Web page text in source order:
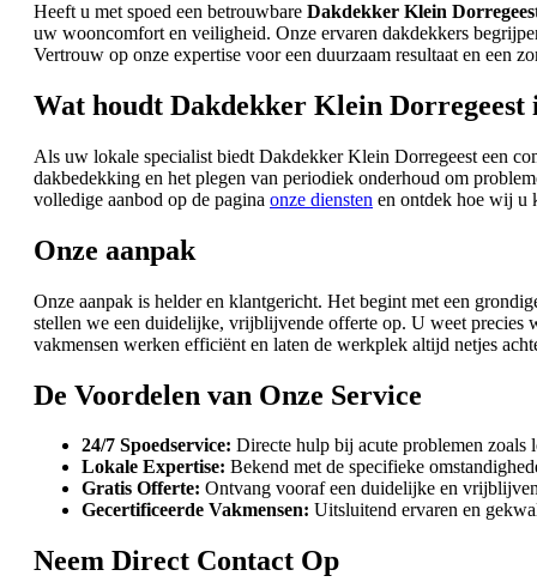
Heeft u met spoed een betrouwbare Dakdekker Klein
uw wooncomfort en veiligheid. Onze ervaren dakdekkers
Vertrouw op onze expertise voor een duurzaam resultaat en een
Wat houdt Dakdekker Klein Dorregeest
Als uw lokale specialist biedt Dakdekker Klein Dorregeest een
dakbedekking en het plegen van periodiek onderhoud om
volledige aanbod op de pagina onze diensten en ontdek hoe wij u
Onze aanpak
Onze aanpak is helder en klantgericht. Het begint met een
stellen we een duidelijke, vrijblijvende offerte op. U weet precies
vakmensen werken efficiënt en laten de werkplek altijd netjes
De Voordelen van Onze Service
24/7 Spoedservice: Directe hulp bij acute problemen zoals
Lokale Expertise: Bekend met de specifieke
Gratis Offerte: Ontvang vooraf een duidelijke en
Gecertificeerde Vakmensen: Uitsluitend ervaren en
Neem Direct Contact Op